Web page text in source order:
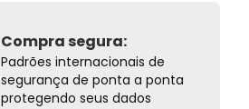
Compra segura:
Padrões internacionais de
segurança de ponta a ponta
protegendo seus dados